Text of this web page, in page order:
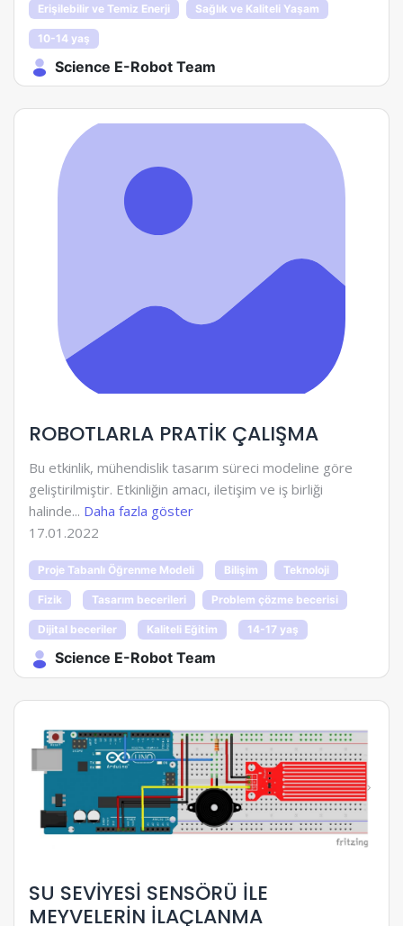
Erişilebilir ve Temiz Enerji Sağlık ve Kaliteli Yaşam
10-14 yaş
Science E-Robot Team
ROBOTLARLA PRATİK ÇALIŞMA
Bu etkinlik, mühendislik tasarım süreci modeline göre
geliştirilmiştir. Etkinliğin amacı, iletişim ve iş birliği
halinde... Daha fazla göster
17.01.2022
Proje Tabanlı Öğrenme Modeli Bilişim Teknoloji
Fizik Tasarım becerileri Problem çözme becerisi
Dijital beceriler Kaliteli Eğitim 14-17 yaş
Science E-Robot Team
SU SEVİYESİ SENSÖRÜ İLE
MEYVELERİN İLAÇLANMA